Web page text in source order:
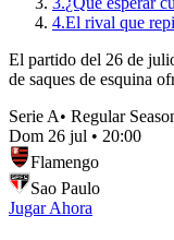
4.El rival que
El partido del 26 de
de saques de esquina
Serie A• Regular
Dom 26 jul • 20:00
Flamengo
Sao Paulo
Jugar Ahora